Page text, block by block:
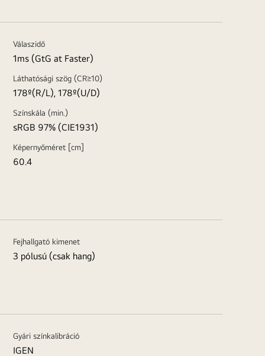
Válaszidő
1ms (GtG at Faster)
Láthatósági szög (CR≥10)
178º(R/L), 178º(U/D)
Színskála (min.)
sRGB 97% (CIE1931)
Képernyőméret [cm]
60.4
Fejhallgató kimenet
3 pólusú (csak hang)
Gyári színkalibráció
IGEN